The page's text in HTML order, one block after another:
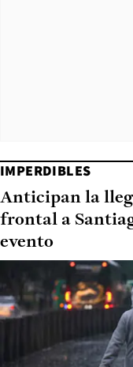
IMPERDIBLES
Anticipan la
frontal a
evento